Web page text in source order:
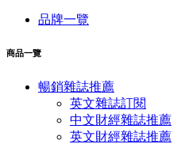
品牌一覽
商品一覽
暢銷雜誌推薦
英文雜誌訂閱
中文財經雜誌推薦
英文財經雜誌推薦